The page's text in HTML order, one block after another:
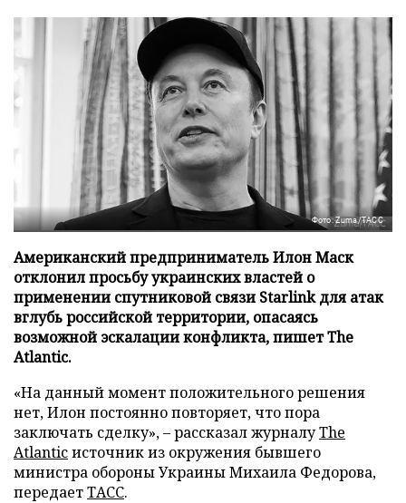
Фото: Zuma/ТАСС
Американский предприниматель Илон Маск
отклонил просьбу украинских властей о
применении спутниковой связи Starlink для атак
вглубь российской территории, опасаясь
возможной эскалации конфликта, пишет The
Atlantic.
«На данный момент положительного решения
нет, Илон постоянно повторяет, что пора
заключать сделку», – рассказал журналуThe
Atlanticисточник из окружения бывшего
министра обороны Украины Михаила Федорова,
передаетТАСС.